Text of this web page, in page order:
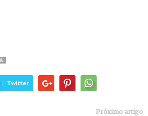
Twitter
Próximo artigo